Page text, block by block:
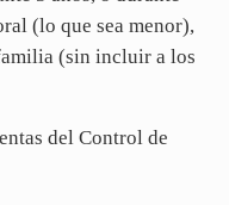
(lo que sea menor),
(sin incluir a los
del Control de